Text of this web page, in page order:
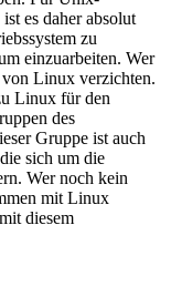
es daher absolut
zu
einzuarbeiten. Wer
Linux verzichten.
Linux für den
des
Gruppe ist auch
sich um die
Wer noch kein
mit Linux
diesem